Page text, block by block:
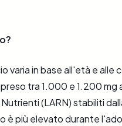
varia in base all'età e alle
tra 1.000 e 1.200 mg
(LARN) stabiliti
è più elevato durante